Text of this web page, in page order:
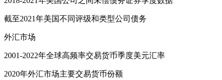
截至2021年美国不同评级和类型公司债务
外汇市场
2001-2022年全球高频率交易货币季度美元汇率
2020年外汇市场主要交易货币份额